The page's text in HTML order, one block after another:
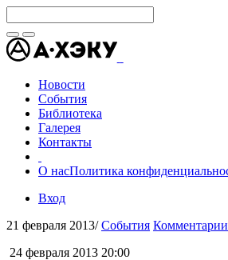
Новости
События
Библиотека
Галерея
Контакты
О насПолитика
Вход
21 февраля 2013/ События
24 февраля 2013 20:00